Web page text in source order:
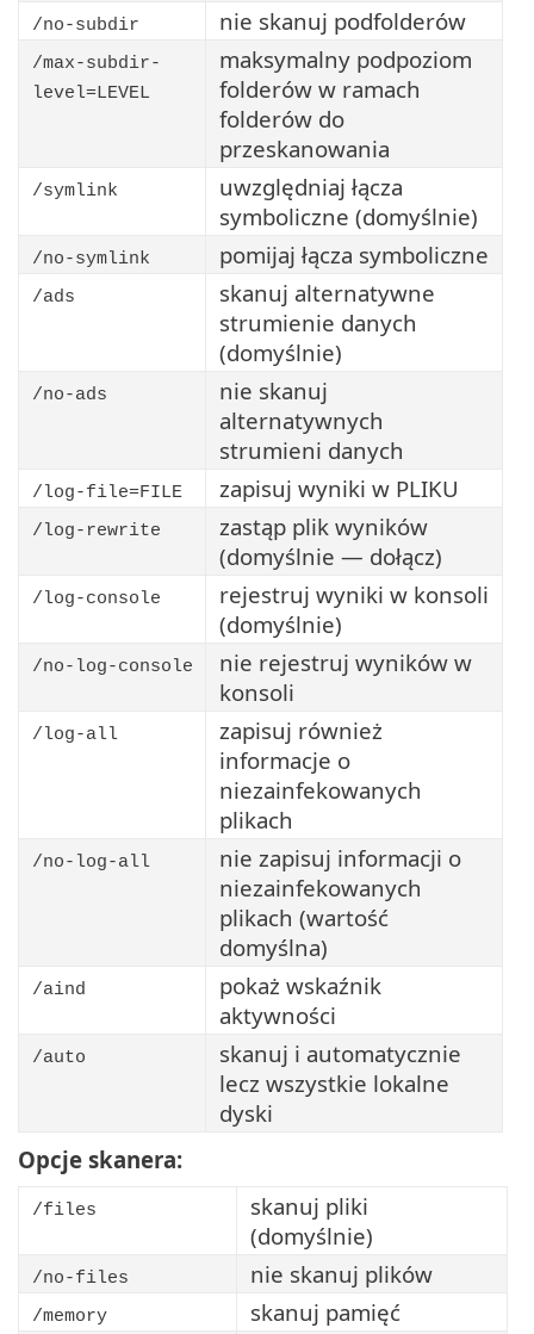
/no-subdir nie skanuj podfolderów
/max-subdir-
level=LEVEL
maksymalny podpoziom
folderów w ramach
folderów do
przeskanowania
/symlink
uwzględniaj łącza
symboliczne (domyślnie)
/no-symlink pomijaj łącza symboliczne
/ads
skanuj alternatywne
strumienie danych
(domyślnie)
/no-ads
nie skanuj
alternatywnych
strumieni danych
/log-file=FILE zapisuj wyniki w PLIKU
/log-rewrite
zastąp plik wyników
(domyślnie — dołącz)
/log-console
rejestruj wyniki w konsoli
(domyślnie)
/no-log-console
nie rejestruj wyników w
konsoli
/log-all
zapisuj również
informacje o
niezainfekowanych
plikach
/no-log-all
nie zapisuj informacji o
niezainfekowanych
plikach (wartość
domyślna)
/aind
pokaż wskaźnik
aktywności
/auto
skanuj i automatycznie
lecz wszystkie lokalne
dyski
Opcje skanera:
/files
skanuj pliki
(domyślnie)
/no-files nie skanuj plików
/memory skanuj pamięć